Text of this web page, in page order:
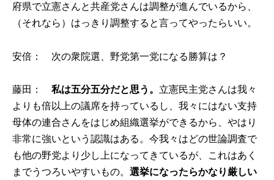
府県で立憲さんと共産党さんは調整が進んでいるから、
（それなら）はっきり調整すると言ってやったらいい。
安倍： 次の衆院選、野党第一党になる勝算は？
藤田：私は五分五分だと思う。 立憲民主党さんは我々
よりも倍以上の議席を持っているし、我々にはない支持
母体の連合さんをはじめ組織選挙ができるから、やはり
非常に強いという認識はある。今我々はどの世論調査で
も他の野党より少し上になってきているが、これはあく
までうつろいやすいもの。選挙になったらかなり厳しい